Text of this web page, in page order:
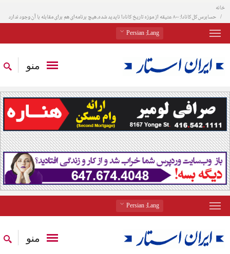
خانه
حسابرس کل کانادا: ۸۰۰ عتیقه از موزه تاریخ کانادا ناپدید شده، هیچ برنامه‌ای هم برای مقابله با آن وجود ندارد
Lang
: Persian
منو
Lang
: Persian
منو